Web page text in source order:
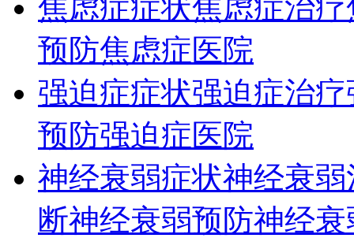
焦虑症症状焦虑症治疗
预防焦虑症医院
强迫症症状强迫症治疗
预防强迫症医院
神经衰弱症状神经衰弱
断神经衰弱预防神经